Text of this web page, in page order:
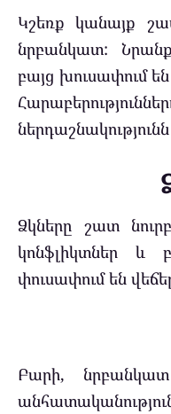
Կշեռք կանայք
նրբանկատ:
բայց խուսափում
Ձկները շատ
կոնֆլիկտներ և
փուսափում են
Բարի,